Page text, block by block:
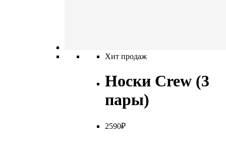
Хит продаж
Носки Crew (3
пары)
2590₽